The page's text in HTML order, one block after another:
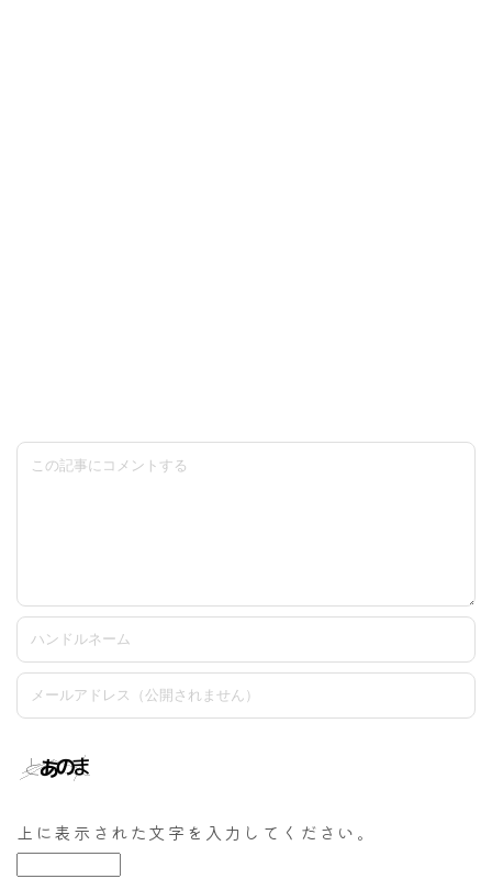
上に表示された文字を入力してください。